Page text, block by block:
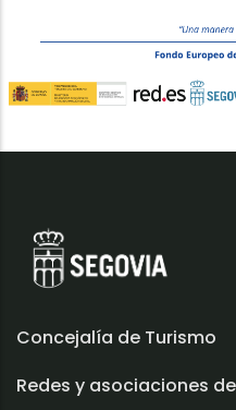
Concejalía de Turismo
Redes y asociaciones